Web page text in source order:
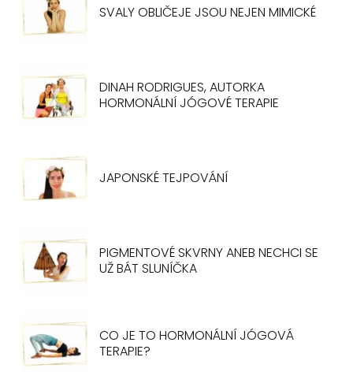
SVALY OBLIČEJE JSOU NEJEN MIMICKÉ
DINAH RODRIGUES, AUTORKA
HORMONÁLNÍ JÓGOVÉ TERAPIE
JAPONSKÉ TEJPOVÁNÍ
PIGMENTOVÉ SKVRNY ANEB NECHCI SE
UŽ BÁT SLUNÍČKA
CO JE TO HORMONÁLNÍ JÓGOVÁ
TERAPIE?